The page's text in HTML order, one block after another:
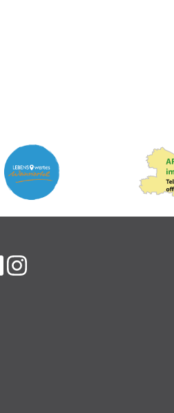
auf Facebook
auf Instagram